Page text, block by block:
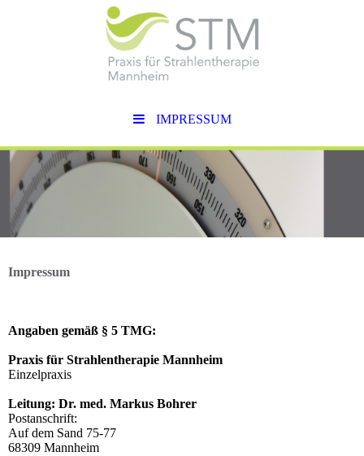
IMPRESSUM
Impressum
Angaben gemäß § 5 TMG:
Praxis für Strahlentherapie Mannheim
Einzelpraxis
Leitung: Dr. med. Markus Bohrer
Postanschrift:
Auf dem Sand 75-77
68309 Mannheim